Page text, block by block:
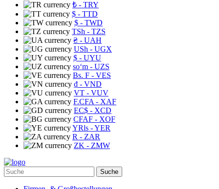
₺ - TRY
$ - TTD
$ - TWD
TSh - TZS
₴ - UAH
USh - UGX
$ - UYU
soʻm - UZS
Bs. F - VES
₫ - VND
VT - VUV
F.CFA - XAF
EC$ - XCD
CFAF - XOF
YRls - YER
R - ZAR
ZK - ZMW
Suche